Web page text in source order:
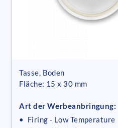
Tasse, Boden
Fläche: 15 x 30 mm
Art der Werbeanbringung:
• Firing - Low Temperature